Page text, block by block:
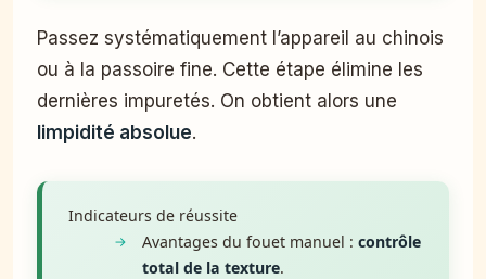
Passez systématiquement l’appareil au chinois
ou à la passoire fine. Cette étape élimine les
dernières impuretés. On obtient alors une
limpidité absolue.
Indicateurs de réussite
Avantages du fouet manuel :contrôle
total de la texture.